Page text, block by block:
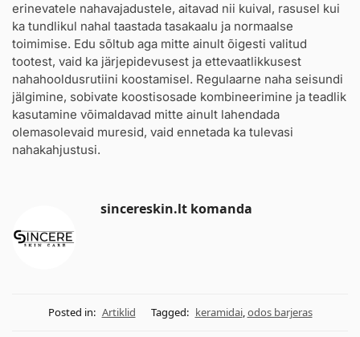
erinevatele nahavajadustele, aitavad nii kuival, rasusel kui
ka tundlikul nahal taastada tasakaalu ja normaalse
toimimise. Edu sõltub aga mitte ainult õigesti valitud
tootest, vaid ka järjepidevusest ja ettevaatlikkusest
nahahooldusrutiini koostamisel. Regulaarne naha seisundi
jälgimine, sobivate koostisosade kombineerimine ja teadlik
kasutamine võimaldavad mitte ainult lahendada
olemasolevaid muresid, vaid ennetada ka tulevasi
nahakahjustusi.
sincereskin.lt komanda
Posted in: Artiklid Tagged: keramidai,odos barjeras